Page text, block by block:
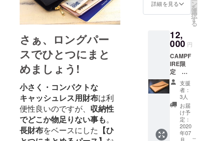
さぁ、ロングパー
スでひとつにまと
めましょう!
小さく・コンパクトな
キャッシュレス用財布は利
便性良いのですが、 収納性
でどこか物足りない事も。
長財布をベースにした 【ひ
ダーメイド
アイテムの
製作で希少
価値を大切
に製品をリ
リースして
おります。
【Gents】
クワッドス
法
mm/厚
さ:7mm
-10mm
開いた
状態:
横:360
mm
カード
ポケッ
ト:16 大
きなマ
ルチポ
ケッ
ト:1/ :
売価
格:1485
今プロ
ジェク
トだけ
の限定
リター
ンで
す。特
別価格
12000
円(税
込・送
料込・
専用箱
入り) ス
詳細を見る ン
を
選
択
す
る
12,
000 円
CAMPF
IRE限
定 ひ
とつに
まとめ
るパー
ス ラ
イト
ベー
ジュ
2850円
支援
者：
3人
お届
け予
定：
2020
年07
月